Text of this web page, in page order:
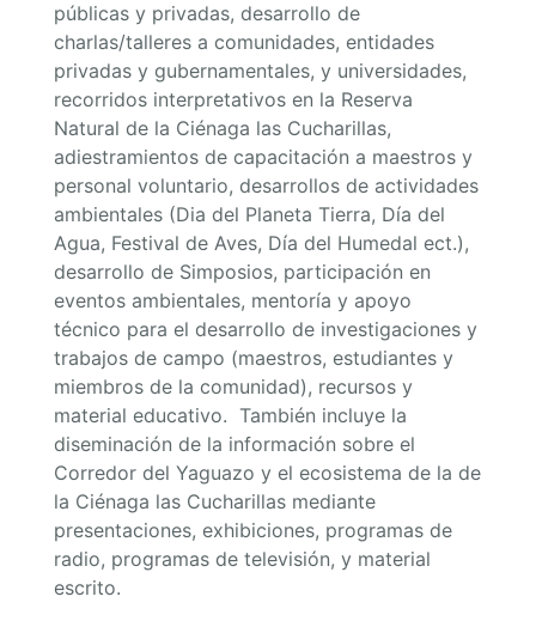
públicas y privadas, desarrollo de
charlas/talleres a comunidades, entidades
privadas y gubernamentales, y universidades,
recorridos interpretativos en la Reserva
Natural de la Ciénaga las Cucharillas,
adiestramientos de capacitación a maestros y
personal voluntario, desarrollos de actividades
ambientales (Dia del Planeta Tierra, Día del
Agua, Festival de Aves, Día del Humedal ect.),
desarrollo de Simposios, participación en
eventos ambientales, mentoría y apoyo
técnico para el desarrollo de investigaciones y
trabajos de campo (maestros, estudiantes y
miembros de la comunidad), recursos y
material educativo. También incluye la
diseminación de la información sobre el
Corredor del Yaguazo y el ecosistema de la de
la Ciénaga las Cucharillas mediante
presentaciones, exhibiciones, programas de
radio, programas de televisión, y material
escrito.